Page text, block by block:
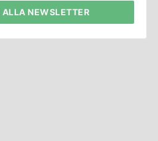
ALLA NEWSLETTER